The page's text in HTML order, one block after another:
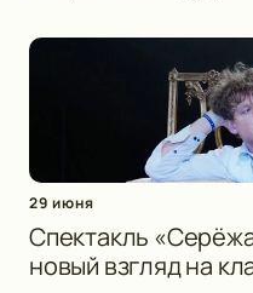
29 июня
Спектакль
новый взгляд на